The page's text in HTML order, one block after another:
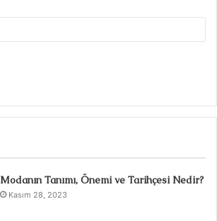
Modanın Tanımı, Önemi ve Tarihçesi Nedir?
Kasım 28, 2023